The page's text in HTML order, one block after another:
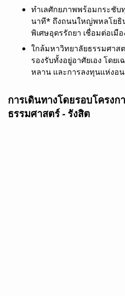
ทำเลศักยภาพพร้อมกระชับ
นาที* ถึงถนนใหญ่พหลโยธิ
พิเศษอุดรรัถยา เชื่อมต่อเมื
ใกล้มหาวิทยาลัยธรรมศาส
รองรับทั้งอยู่อาศัยเอง โดย
หลาน และการลงทุนแห่งอ
การเดินทางโดยรอบโครงก
ธรรมศาสตร์ - รังสิต